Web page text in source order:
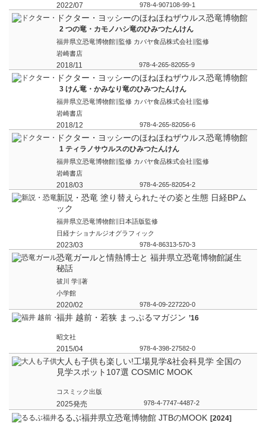
2022/07 978-4-907108-99-1
ドクター・ヨッシーのほねほねザウルス恐竜博物館
2 つの竜・カモノハシ竜のひみつたんけん
福井県立恐竜博物館∥監修 カバヤ食品株式会社∥監修
岩崎書店
2018/11 978-4-265-82055-9
ドクター・ヨッシーのほねほねザウルス恐竜博物館
3 けん竜・かみなり竜のひみつたんけん
福井県立恐竜博物館∥監修 カバヤ食品株式会社∥監修
岩崎書店
2018/12 978-4-265-82056-6
ドクター・ヨッシーのほねほねザウルス恐竜博物館
1 ティラノサウルスのひみつたんけん
福井県立恐竜博物館∥監修 カバヤ食品株式会社∥監修
岩崎書店
2018/03 978-4-265-82054-2
新説・恐竜 塗り替えられたその姿と生態 日経BPム
ック
福井県立恐竜博物館∥日本語版監修
日経ナショナルジオグラフィック
2023/03 978-4-86313-570-3
恐竜ガールと情熱博士と 福井県立恐竜博物館誕生
秘話
祓川 学∥著
小学館
2020/02 978-4-09-227220-0
福井 越前・若狭 まっぷるマガジン ’16
昭文社
2015/04 978-4-398-27582-0
大人も子供も楽しい!工場見学&社会科見学 全国の
見学スポット107選 COSMIC MOOK
コスミック出版
2025発売 978-4-7747-4487-2
るるぶ福井県立恐竜博物館 JTBのMOOK [2024]